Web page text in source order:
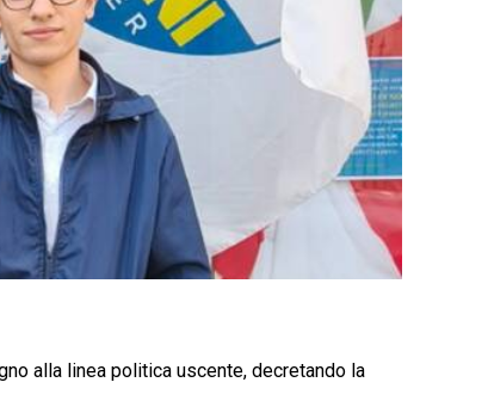
alla linea politica uscente, decretando la